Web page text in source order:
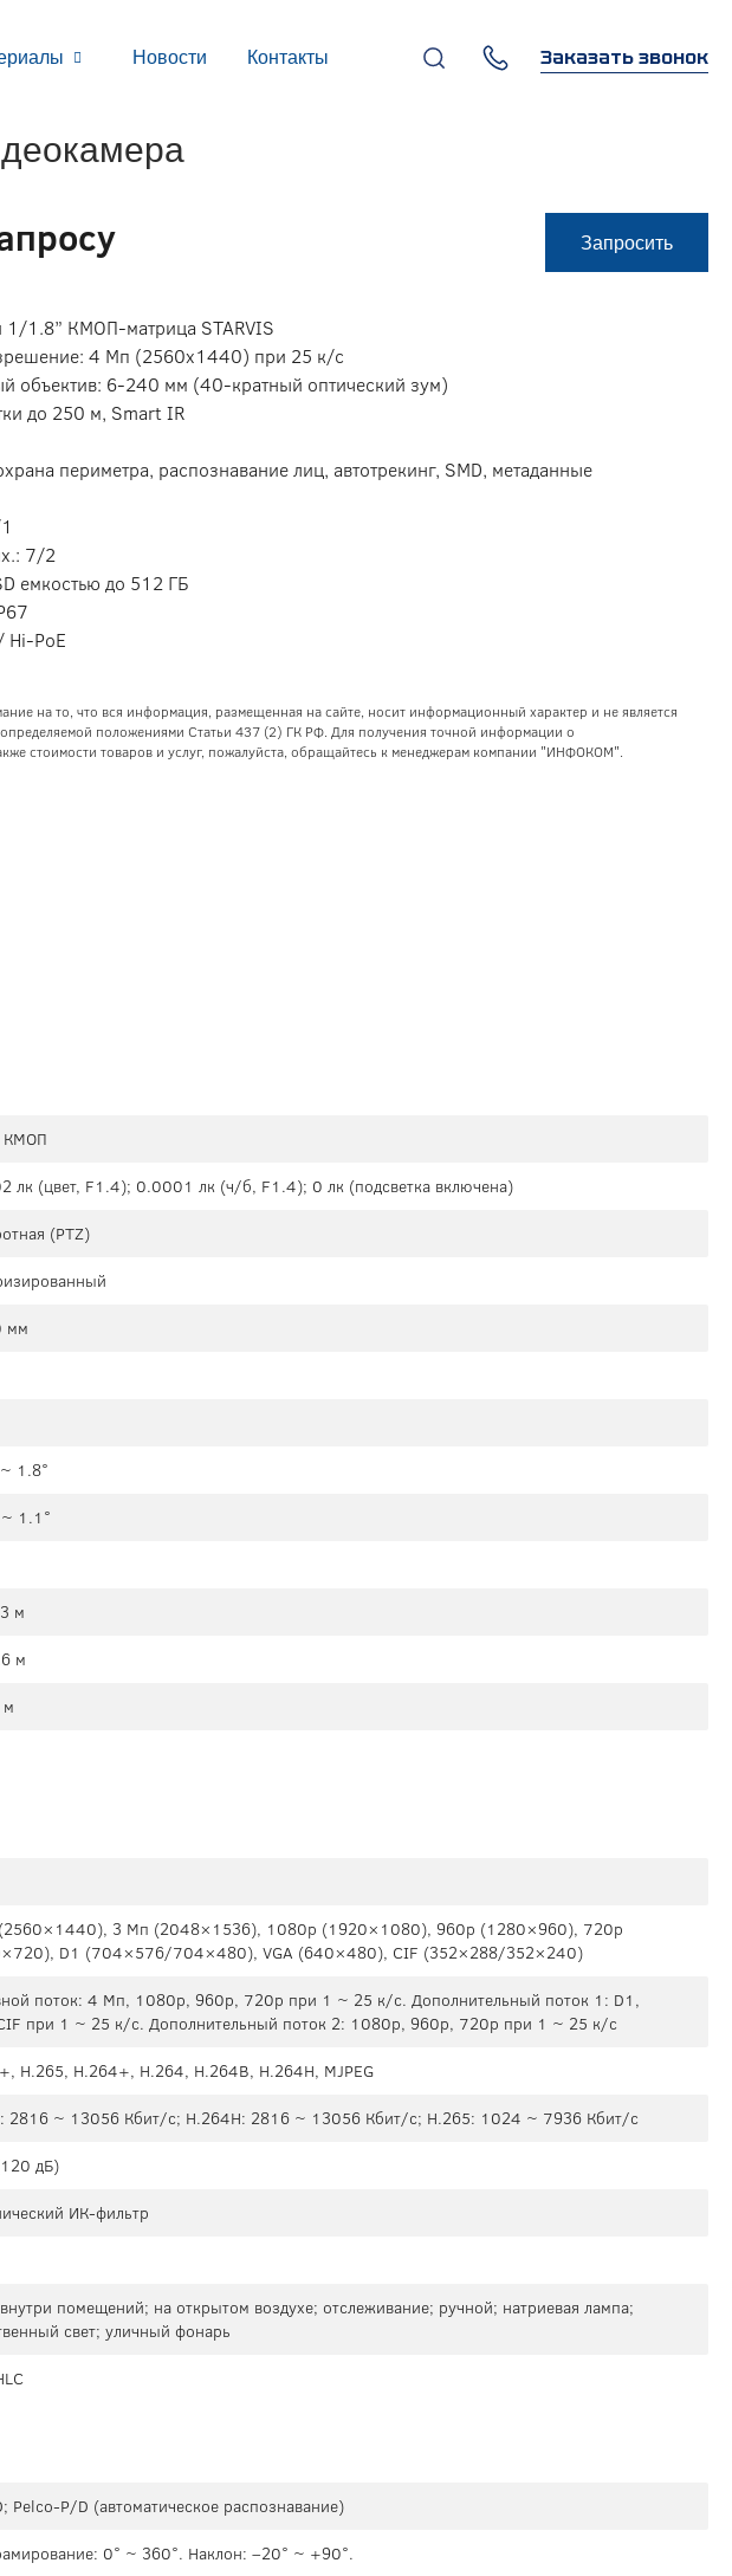
Новости Контакты Заказать звонок
Запросить
1/1.8” КМОП-матрица STARVIS
4 Мп (2560х1440) при 25 к/с
объектив: 6-240 мм (40-кратный оптический зум)
до 250 м, Smart IR
периметра, распознавание лиц, автотрекинг, SMD, метаданные
7/2
емкостью до 512 ГБ
Hi-PoE
на то, что вся информация, размещенная на сайте, носит информационный характер и не является
положениями Статьи 437 (2) ГК РФ. Для получения точной информации о
стоимости товаров и услуг, пожалуйста, обращайтесь к менеджерам компании "ИНФОКОМ".
лк (цвет, F1.4); 0.0001 лк (ч/б, F1.4); 0 лк (подсветка включена)
(PTZ)
мм
1.8°
1.1°
м
м
3 Мп (2048×1536), 1080р (1920×1080), 960р (1280×960), 720p
D1 (704×576/704×480), VGA (640×480), CIF (352×288/352×240)
поток: 4 Mп, 1080p, 960p, 720p при 1 ~ 25 к/с. Дополнительный поток 1: D1,
при 1 ~ 25 к/с. Дополнительный поток 2: 1080p, 960p, 720p при 1 ~ 25 к/с
H.265, H.264+, H.264, H.264B, H.264H, MJPEG
2816 ~ 13056 Кбит/с; H.264H: 2816 ~ 13056 Кбит/с; H.265: 1024 ~ 7936 Кбит/с
дБ)
ИК-фильтр
помещений; на открытом воздухе; отслеживание; ручной; натриевая лампа;
свет; уличный фонарь
Pelco-P/D (автоматическое распознавание)
0° ~ 360°. Наклон: –20° ~ +90°.